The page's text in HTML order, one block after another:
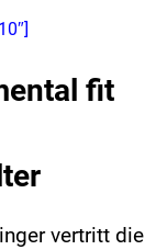
fit
vertritt die